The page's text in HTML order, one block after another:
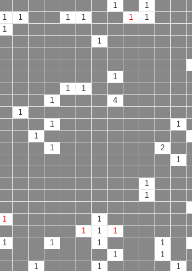
1 1
1 1 1 1 1 1
1
1
1
1 1
1 4
1
1 1
1
1 2
1
1
1
1 1
1 1 1
1 1 1 1
1 1
1 1 1